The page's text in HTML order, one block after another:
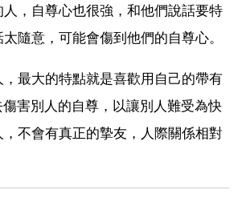
，自尊心也很強，和他們說話要特
隨意，可能會傷到他們的自尊心。
最大的特點就是喜歡用自己的帶有
害別人的自尊，以讓別人難受為快
不會有真正的摯友，人際關係相對